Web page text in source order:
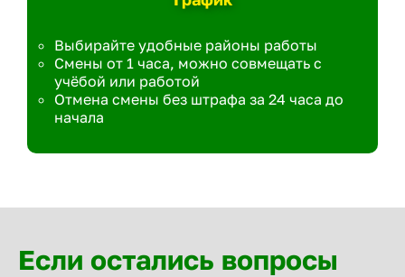
Выбирайте удобные районы работы
Смены от 1 часа, можно совмещать с
учёбой или работой
Отмена смены без штрафа за 24 часа до
начала
Если остались вопросы